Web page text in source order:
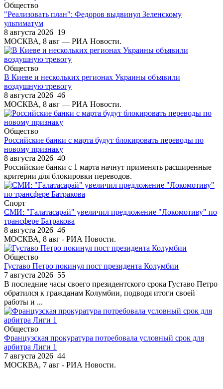
Общество
"Реализовать план": Федоров выдвинул Зеленскому
ультиматум
8 августа 2026 19
МОСКВА, 8 авг — РИА Новости.
Общество
В Киеве и нескольких регионах Украины объявили
воздушную тревогу
8 августа 2026 46
МОСКВА, 8 авг — РИА Новости.
Общество
Российские банки с марта будут блокировать переводы по
новому признаку
8 августа 2026 40
Российские банки с 1 марта начнут применять расширенные
критерии для блокировки переводов.
Спорт
СМИ: "Галатасарай" увеличил предложение "Локомотиву" по
трансфере Батракова
8 августа 2026 46
МОСКВА, 8 авг - РИА Новости.
Общество
Густаво Петро покинул пост президента Колумбии
7 августа 2026 55
В последние часы своего президентского срока Густаво Петро
обратился к гражданам Колумбии, подводя итоги своей
работы и ...
Общество
Французская прокуратура потребовала условный срок для
арбитра Лиги 1
7 августа 2026 44
МОСКВА, 7 авг - РИА Новости.